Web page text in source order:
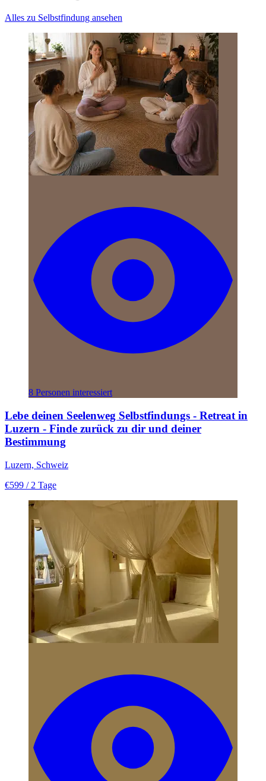
Alles zu Selbstfindung ansehen
8 Personen interessiert
Lebe deinen Seelenweg Selbstfindungs - Retreat in
Luzern - Finde zurück zu dir und deiner
Bestimmung
Luzern, Schweiz
€599 / 2 Tage